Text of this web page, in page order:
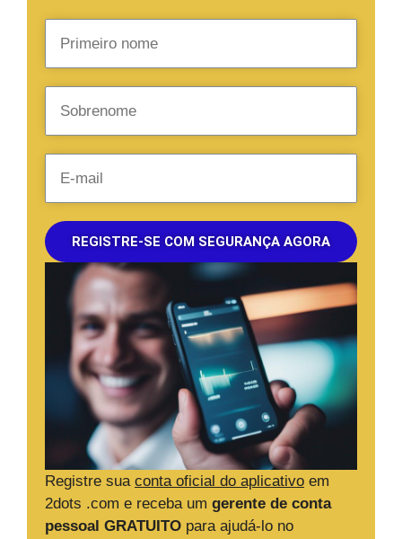
Registre sua conta oficial do aplicativo em
2dots .com e receba um gerente de conta
pessoal GRATUITO para ajudá-lo no
REGISTRE-SE COM SEGURANÇA AGORA